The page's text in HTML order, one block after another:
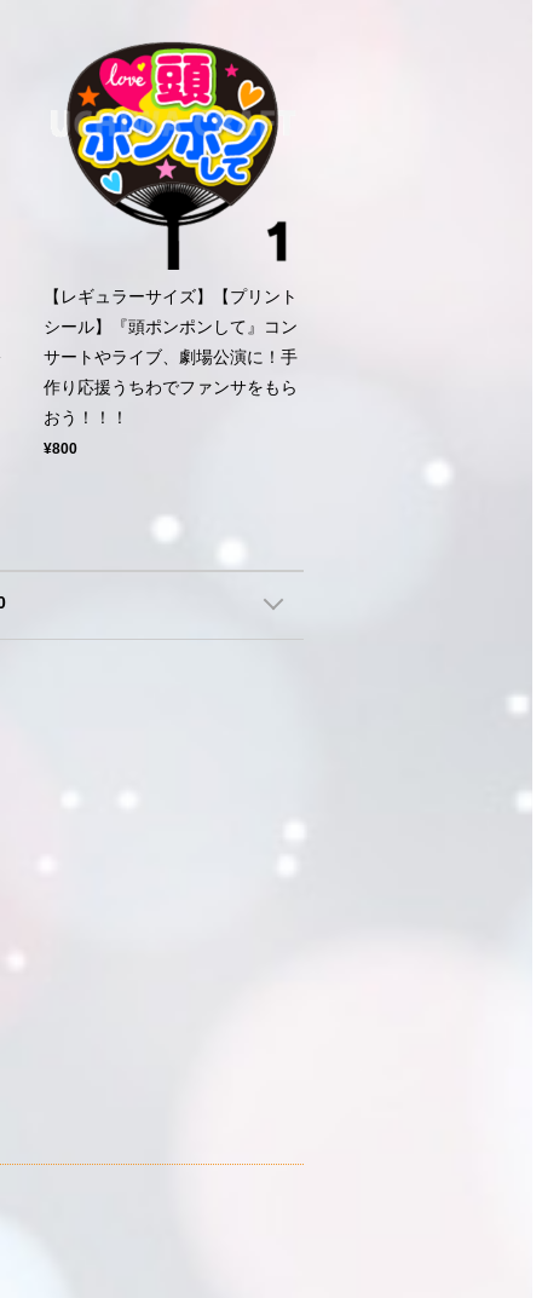
【レギュラーサイズ】【プリント
シール】『頭ポンポンして』コン
サートやライブ、劇場公演に！手
作り応援うちわでファンサをもら
おう！！！
¥800